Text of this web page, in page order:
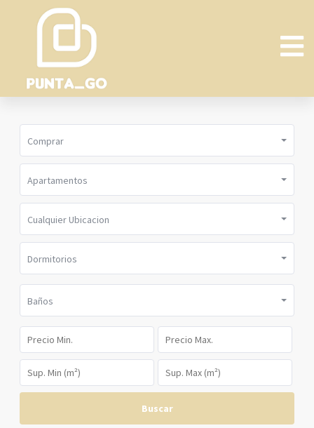
Comprar
Apartamentos
Cualquier Ubicacion
Dormitorios
Baños
Buscar